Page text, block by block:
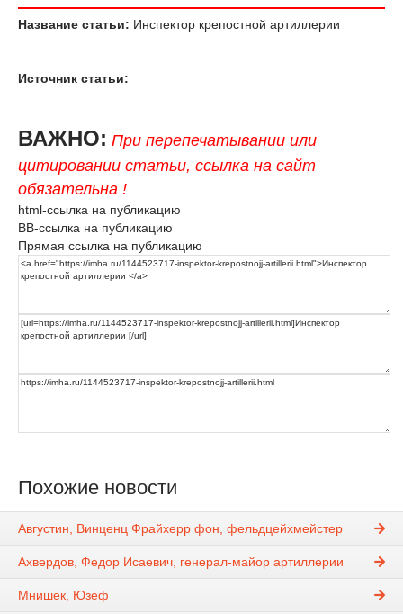
Название статьи: Инспектор крепостной артиллерии
Источник статьи:
ВАЖНО: При перепечатывании или
цитировании статьи, ссылка на сайт
обязательна !
html-ссылка на публикацию
BB-ссылка на публикацию
Прямая ссылка на публикацию
Похожие новости
Августин, Винценц Фрайхерр фон, фельдцейхмейстер
Ахвердов, Федор Исаевич, генерал-майор артиллерии
Мнишек, Юзеф